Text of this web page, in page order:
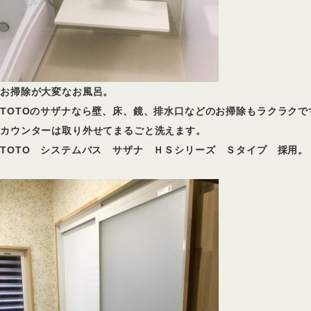
お掃除が大変なお風呂。
TOTOのサザナなら壁、床、鏡、排水口などのお掃除もラクラク
カウンターは取り外せてまるごと洗えます。
TOTO システムバス サザナ ＨＳシリーズ Ｓタイプ 採用。